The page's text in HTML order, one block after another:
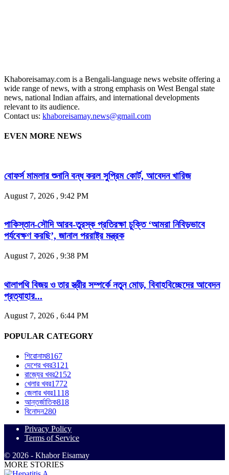
Khaboreisamay.com is a Bengali-language news website offering a
wide range of news, with a strong emphasis on West Bengal state
news, national Indian affairs, and international developments
relevant to its audience.
Contact us: khaboreisamay.news@gmail.com
EVEN MORE NEWS
বোফর্স মামলার শুনানি বন্ধ করল সুপ্রিম কোর্ট, আবেদন খারিজ
August 7, 2026 , 9:42 PM
পাকিস্তান-সৌদি আরব-তুরস্ক প্রতিরক্ষা চুক্তি ‘আমরা নিবিড়ভাবে
পর্যবেক্ষণ করছি’, জানাল পররাষ্ট্র মন্ত্রক
August 7, 2026 , 9:38 PM
থালাপথি বিজয় ও তার স্ত্রীর সম্পর্কে নতুন মোড়, বিবাহবিচ্ছেদের আবেদন
প্রত্যাহার...
August 7, 2026 , 6:44 PM
POPULAR CATEGORY
শিরোনাম8167
দেশের খবর3121
রাজ্যের খবর2152
খেলার খবর1772
জেলার খবর1118
আন্তর্জাতিক818
বিনোদন280
Privacy Policy
Terms of Service
© 2026 - Khabor Eisamay
MORE STORIES